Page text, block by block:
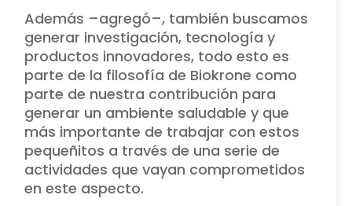
Además –agregó–, también buscamos
generar investigación, tecnología y
productos innovadores, todo esto es
parte de la filosofía de Biokrone como
parte de nuestra contribución para
generar un ambiente saludable y que
más importante de trabajar con estos
pequeñitos a través de una serie de
actividades que vayan comprometidos
en este aspecto.